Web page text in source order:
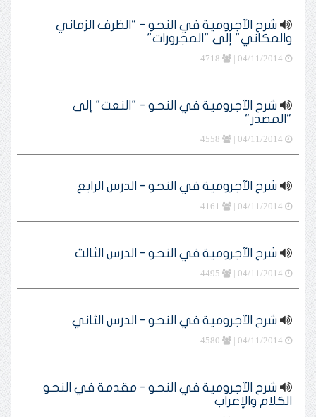
شرح الآجرومية في النحو - "الظرف الزماني
والمكاني" إلى "المجرورات"
04/11/2014 |
4718
شرح الآجرومية في النحو - "النعت" إلى
"المصدر"
04/11/2014 |
4558
شرح الآجرومية في النحو - الدرس الرابع
04/11/2014 |
4161
شرح الآجرومية في النحو - الدرس الثالث
04/11/2014 |
4495
شرح الآجرومية في النحو - الدرس الثاني
04/11/2014 |
4580
شرح الآجرومية في النحو - مقدمة في النحو
الكلام والإعراب